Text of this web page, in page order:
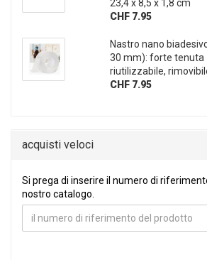
23,4 x 8,5 x 1,8 cm
CHF 7.95
Nastro nano
30 mm): forte tenuta
riutilizzabile,
CHF 7.95
acquisti veloci
SI PREGA DI INSERIRE IL NUMERO DI
Si prega di inserire il numero di
nostro catalogo.